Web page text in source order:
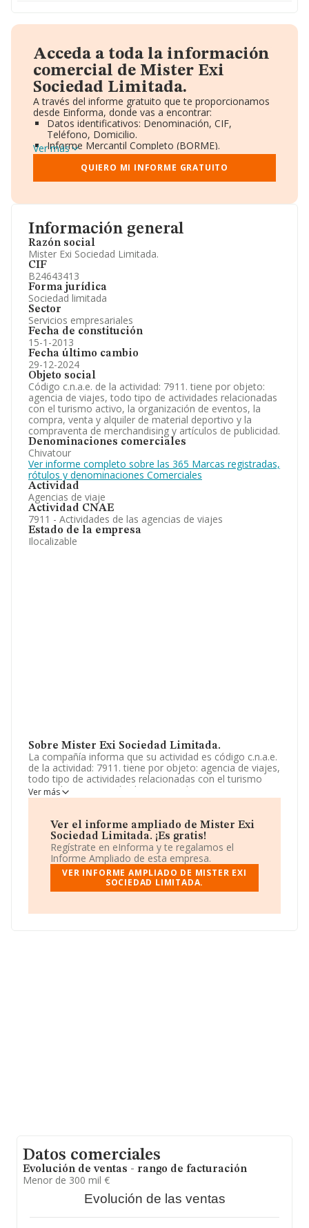
Información general
Razón social
Mister Exi Sociedad Limitada.
CIF
B24643413
Forma jurídica
Sociedad limitada
Sector
Servicios empresariales
Fecha de constitución
15-1-2013
Fecha último cambio
29-12-2024
Objeto social
Código c.n.a.e. de la actividad: 7911. tiene por objeto:
agencia de viajes, todo tipo de actividades relacionadas
con el turismo activo, la organización de eventos, la
compra, venta y alquiler de material deportivo y la
compraventa de merchandising y artículos de publicidad.
Denominaciones comerciales
Chivatour
Ver informe completo sobre las 365 Marcas registradas,
rótulos y denominaciones Comerciales
Actividad
Agencias de viaje
Actividad CNAE
7911 - Actividades de las agencias de viajes
Estado de la empresa
Ilocalizable
Sobre Mister Exi Sociedad Limitada.
La compañía informa que su actividad es código c.n.a.e.
de la actividad: 7911. tiene por objeto: agencia de viajes,
todo tipo de actividades relacionadas con el turismo
activo, la organización de eventos, la compra, venta y
alquiler de material deportivo y la compraventa de
está registrada como Sociedad Limitada. Su CNAE
corresponde a 7911 con código 'Actividades de las
agencias de viajes'. La compañía no tiene actividad en
mercados exteriores.
La compañíaMister Exi Sociedad Limitada , con CIF
B24643413, está situada en Calle Lucerna núm. 23 Piso
Castilla-león.
Ver más
Ver el informe ampliado de Mister Exi
Sociedad Limitada. ¡Es gratis!
Regístrate en eInforma y te regalamos el
Informe Ampliado de esta empresa.
VER INFORME AMPLIADO DE MISTER EXI
SOCIEDAD LIMITADA.
Acceda a toda la información
comercial de Mister Exi
Sociedad Limitada.
A través del informe gratuito que te proporcionamos
desde Einforma, donde vas a encontrar:
Datos identificativos: Denominación, CIF,
Teléfono, Domicilio.
Informe Mercantil Completo (BORME).
Gráficos de Evolución Ventas y Empleados.
Consejo de Administración y Administradores.
Directivos y Ejecutivos.
Información oficial y registral complementaria.
Ver más
QUIERO MI INFORME GRATUITO
Datos comerciales
Evolución de ventas - rango de facturación
Menor de 300 mil €
Evolución de las ventas